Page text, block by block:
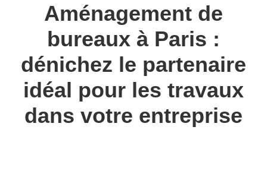
Aménagement de
bureaux à Paris :
dénichez le partenaire
idéal pour les travaux
dans votre entreprise